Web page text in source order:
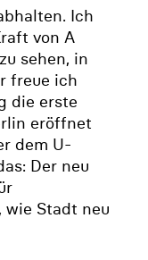
Ich
von A
sehen, in
freue ich
die erste
eröffnet
dem U-
Der neu
wie Stadt neu